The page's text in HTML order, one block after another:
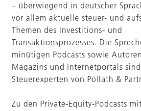
– überwiegend in deutscher
vor allem aktuelle steuer- und
Themen des Investitions- und
Transaktionsprozesses. Die
minütigen Podcasts sowie
Magazins und Internetportals
Steuerexperten von Pöllath &
Zu den Private-Equity-Podcasts